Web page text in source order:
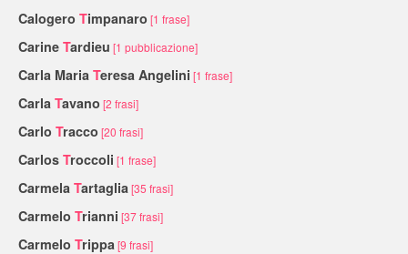
Calogero Timpanaro [1 frase]
Carine Tardieu [1 pubblicazione]
Carla Maria Teresa Angelini [1 frase]
Carla Tavano [2 frasi]
Carlo Tracco [20 frasi]
Carlos Troccoli [1 frase]
Carmela Tartaglia [35 frasi]
Carmelo Trianni [37 frasi]
Carmelo Trippa [9 frasi]